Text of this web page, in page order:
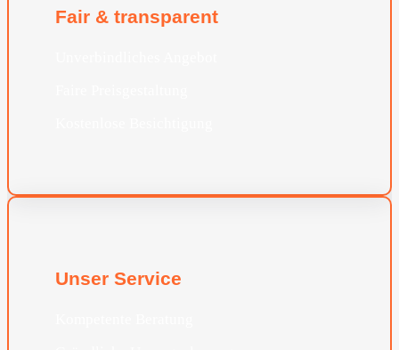
Fair & transparent
Unser Service